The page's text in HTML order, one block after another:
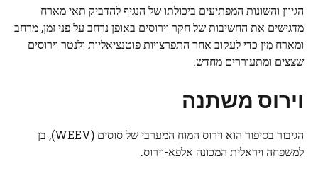
הגיוון והשונות המפתיעים ביכולתו של הנגיף להדביק תאי מארח
מדגישים את החשיבות של חקר וירוסים באופן נרחב על פני זמן, מרחב
ומארח מִין כדי לעקוב אחר התפרצויות פוטנציאליות ולנטר וירוסים
שצצים ומתעוררים מחדש.
וירוס משתנה
הגיבור בסיפור הוא וירוס המוח המערבי של סוסים (WEEV), בן
למשפחה ויראלית המכונה אלפא-וירוס.